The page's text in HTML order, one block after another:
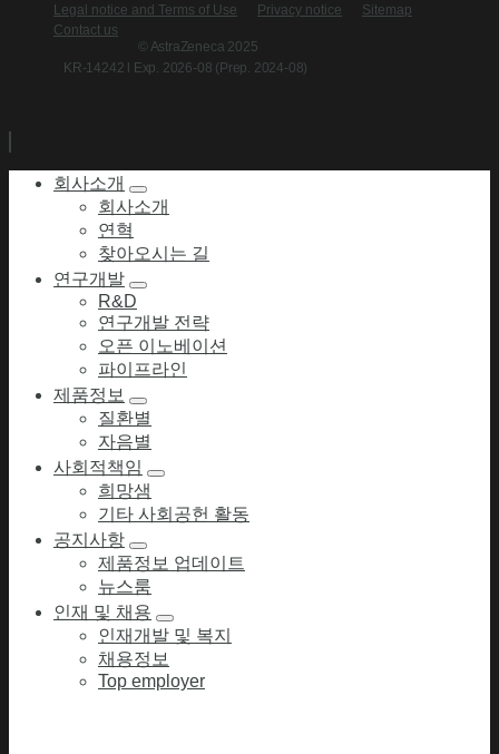
Legal notice and Terms of Use Privacy notice
Sitemap
Contact us
© AstraZeneca 2025
KR-14242 l Exp. 2026-08 (Prep. 2024-08)
회사소개
회사소개
연혁
찾아오시는 길
연구개발
R&D
연구개발 전략
오픈 이노베이션
파이프라인
제품정보
질환별
자음별
사회적책임
희망샘
기타 사회공헌 활동
공지사항
제품정보 업데이트
뉴스룸
인재 및 채용
인재개발 및 복지
채용정보
Top employer